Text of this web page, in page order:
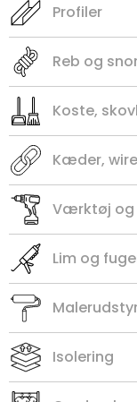
Profiler
Reb og
Koste,
Kæder,
Værktøj og
Lim og
Isolering